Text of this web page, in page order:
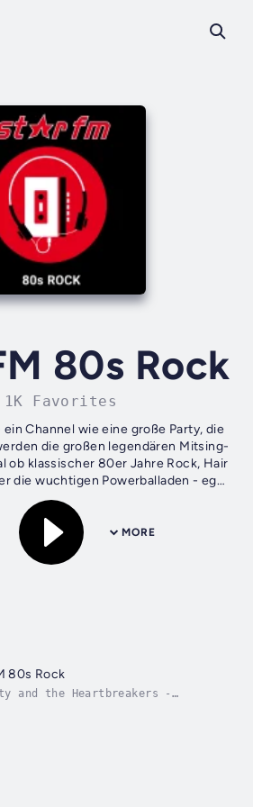
80s Rock
Favorites
ein Channel wie eine große Party, die
die großen legendären Mitsing-
ob klassischer 80er Jahre Rock, Hair
die wuchtigen Powerballaden - egal
ob Van Halen,...
MORE
80s Rock
and the Heartbreakers -